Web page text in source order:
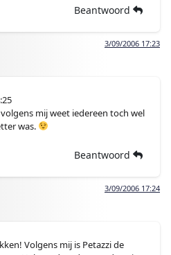
Beantwoord
3/09/2006 17:23
mij weet iedereen toch wel
was.
Beantwoord
3/09/2006 17:24
Volgens mij is Petazzi de